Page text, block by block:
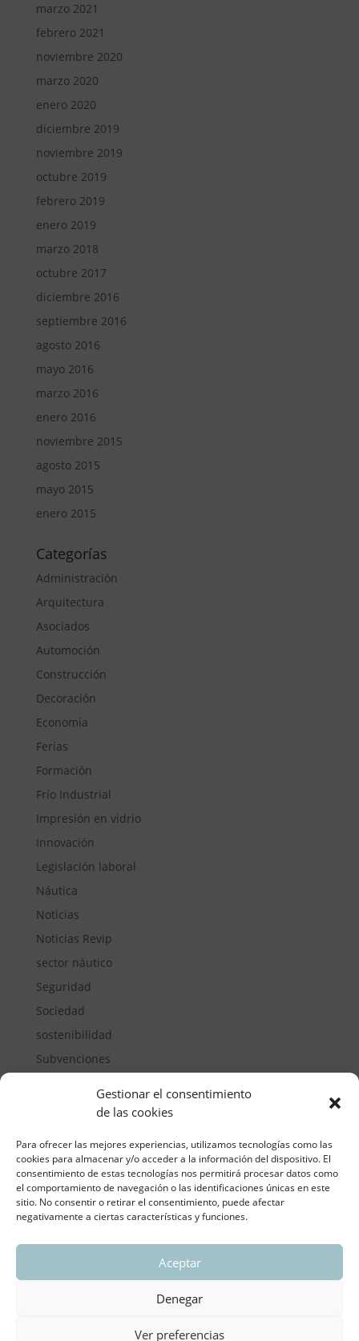
Gestionar el consentimiento
de las cookies
Para ofrecer las mejores experiencias, utilizamos tecnologías como las
cookies para almacenar y/o acceder a la información del dispositivo. El
consentimiento de estas tecnologías nos permitirá procesar datos como
el comportamiento de navegación o las identificaciones únicas en este
sitio. No consentir o retirar el consentimiento, puede afectar
negativamente a ciertas características y funciones.
Aceptar
Denegar
Ver preferencias
marzo 2021
febrero 2021
noviembre 2020
marzo 2020
enero 2020
diciembre 2019
noviembre 2019
octubre 2019
febrero 2019
enero 2019
marzo 2018
octubre 2017
diciembre 2016
septiembre 2016
agosto 2016
mayo 2016
marzo 2016
enero 2016
noviembre 2015
agosto 2015
mayo 2015
enero 2015
Categorías
Administración
Arquitectura
Asociados
Automoción
Construcción
Decoración
Economía
Ferias
Formación
Frío Industrial
Impresión en vidrio
Innovación
Legislación laboral
Náutica
Noticias
Noticias Revip
sector náutico
Seguridad
Sociedad
sostenibilidad
Subvenciones
ASOCIACIÓN REGIONAL VALENCIANA DE
Aviso legal y política de privacidad